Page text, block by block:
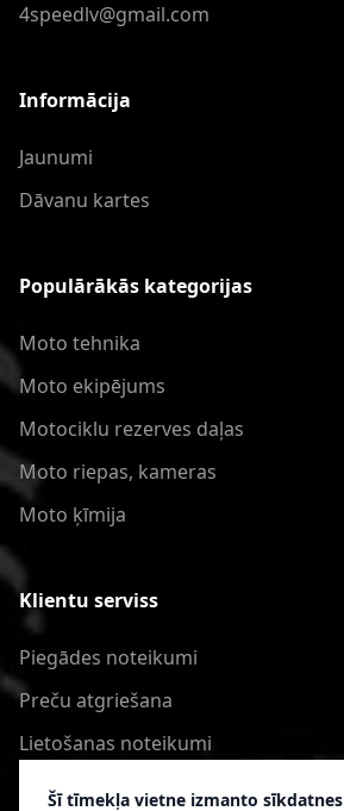
Šī tīmekļa vietne izmanto sīkdatnes
4speedlv@gmail.com
Informācija
Jaunumi
Dāvanu kartes
Populārākās kategorijas
Moto tehnika
Moto ekipējums
Motociklu rezerves daļas
Moto riepas, kameras
Moto ķīmija
Klientu serviss
Piegādes noteikumi
Preču atgriešana
Lietošanas noteikumi
Privātuma politika